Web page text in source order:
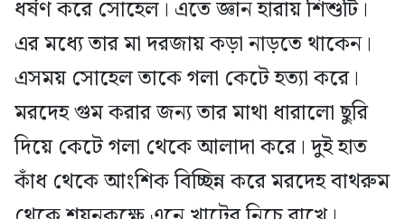
ধর্ষণ করে সোহেল। এতে জ্ঞান হারায় শিশুটি।
এর মধ্যে তার মা দরজায় কড়া নাড়তে থাকেন।
এসময় সোহেল তাকে গলা কেটে হত্যা করে।
মরদেহ গুম করার জন্য তার মাথা ধারালো ছুরি
দিয়ে কেটে গলা থেকে আলাদা করে। দুই হাত
কাঁধ থেকে আংশিক বিচ্ছিন্ন করে মরদেহ বাথরুম